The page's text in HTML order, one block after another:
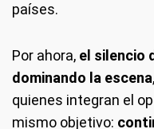
países.
Por ahora, el silencio
dominando la escena
quienes integran el
mismo objetivo: